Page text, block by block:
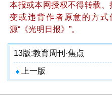
本报或本网授权不得转载
变或违背作者原意的方
源“《光明日报》”。
13版:教育周刊·焦点
上一版